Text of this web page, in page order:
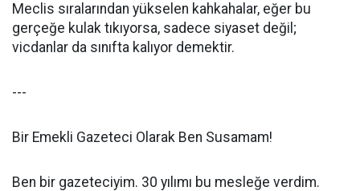
Meclis sıralarından yükselen kahkahalar, eğer bu
gerçeğe kulak tıkıyorsa, sadece siyaset değil;
vicdanlar da sınıfta kalıyor demektir.
---
Bir Emekli Gazeteci Olarak Ben Susamam!
Ben bir gazeteciyim. 30 yılımı bu mesleğe verdim.